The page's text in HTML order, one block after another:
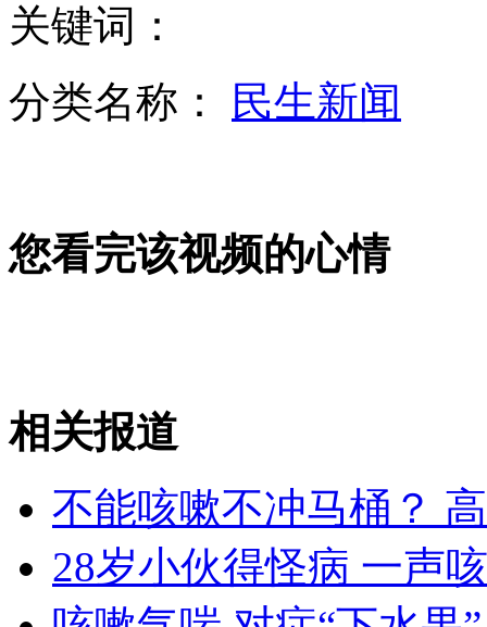
广东又一内衣厂发生火灾 伤亡不明
湄公河惨案：糯康幕后指挥劫船杀人
外交部：反对强权政治霸凌主义
关键词：
分类名称：
民生新闻
您看完该视频的心情
相关报道
不能咳嗽不冲马桶？
28岁小伙得怪病 一声